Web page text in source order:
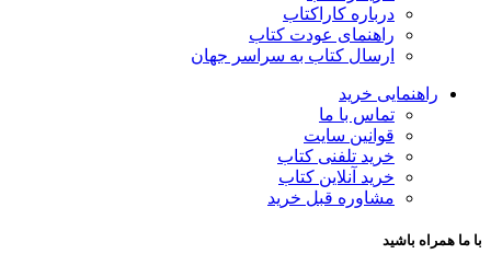
درباره کاراکتاب
راهنمای عودت کتاب
ارسال کتاب به سراسر جهان
راهنمایی خرید
تماس با ما
قوانین سایت
خرید تلفنی کتاب
خرید آنلاین کتاب
مشاوره قبل خرید
با ما همراه باشید